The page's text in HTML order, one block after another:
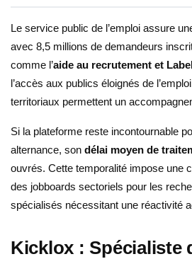
Le service public de l’emploi assure
avec 8,5 millions de demandeurs
comme l’aide au recrutement et
l’accès aux publics éloignés de
territoriaux permettent un
Si la plateforme reste incontournable
alternance, son délai moyen de
ouvrés. Cette temporalité impose une
des jobboards sectoriels pour les
spécialisés nécessitant une réactivité
Kicklox : Spécialiste